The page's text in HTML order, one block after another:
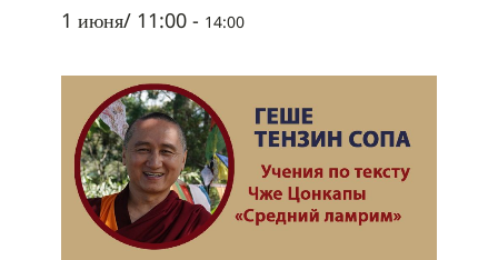
1 июня/ 11:00 - 14:00